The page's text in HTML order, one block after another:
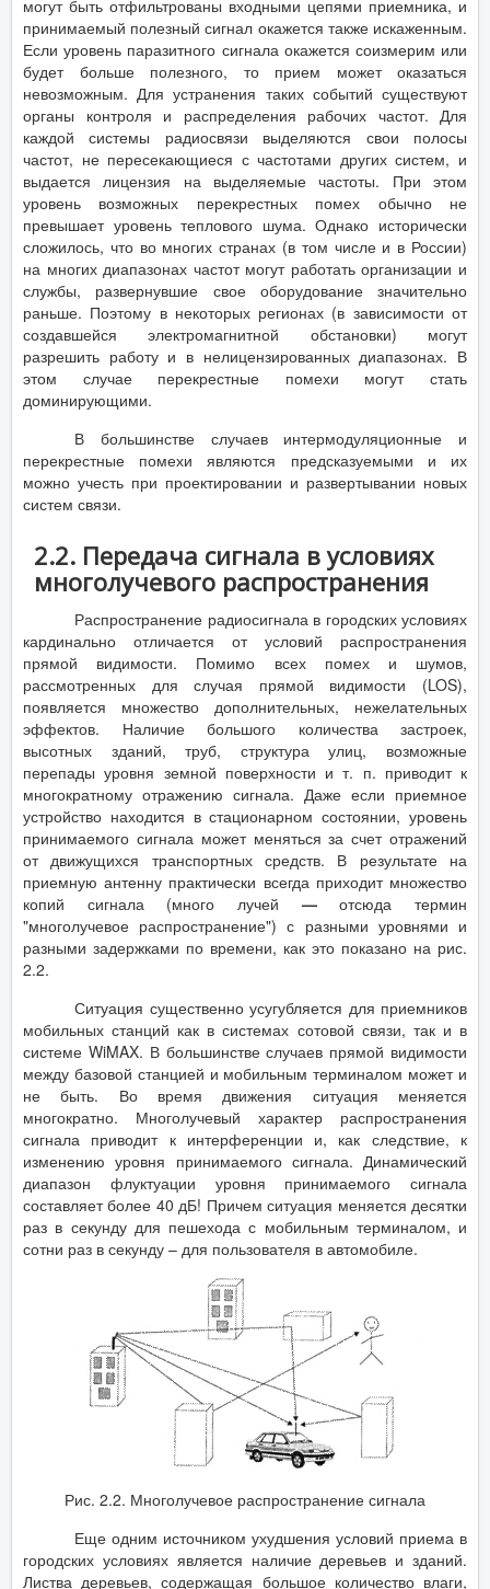
могут быть отфильтрованы входными цепями приемника, и
принимаемый полезный сигнал окажется также искаженным.
Если уровень паразитного сигнала окажется соизмерим или
будет больше полезного, то прием может оказаться
невозможным. Для устранения таких событий существуют
органы контроля и распределения рабочих частот. Для
каждой системы радиосвязи выделяются свои полосы
частот, не пересекающиеся с частотами других систем, и
выдается лицензия на выделяемые частоты. При этом
уровень возможных перекрестных помех обычно не
превышает уровень теплового шума. Однако исторически
сложилось, что во многих странах (в том числе и в России)
на многих диапазонах частот могут работать организации и
службы, развернувшие свое оборудование значительно
раньше. Поэтому в некоторых регионах (в зависимости от
создавшейся электромагнитной обстановки) могут
разрешить работу и в нелицензированных диапазонах. В
этом случае перекрестные помехи могут стать
доминирующими.
В большинстве случаев интермодуляционные и
перекрестные помехи являются предсказуемыми и их
можно учесть при проектировании и развертывании новых
систем связи.
2.2. Передача сигнала в условиях
многолучевого распространения
Распространение радиосигнала в городских условиях
кардинально отличается от условий распространения
прямой видимости. Помимо всех помех и шумов,
рассмотренных для случая прямой видимости (LOS),
появляется множество дополнительных, нежелательных
эффектов. Наличие большого количества застроек,
высотных зданий, труб, структура улиц, возможные
перепады уровня земной поверхности и т. п. приводит к
многократному отражению сигнала. Даже если приемное
устройство находится в стационарном состоянии, уровень
принимаемого сигнала может меняться за счет отражений
от движущихся транспортных средств. В результате на
приемную антенну практически всегда приходит множество
копий сигнала (много лучей —отсюда термин
"многолучевое распространение") с разными уровнями и
разными задержками по времени, как это показано на рис.
2.2.
Ситуация существенно усугубляется для приемников
мобильных станций как в системах сотовой связи, так и в
системе WiMAX. В большинстве случаев прямой видимости
между базовой станцией и мобильным терминалом может и
не быть. Во время движения ситуация меняется
многократно. Многолучевый характер распространения
сигнала приводит к интерференции и, как следствие, к
изменению уровня принимаемого сигнала. Динамический
диапазон флуктуации уровня принимаемого сигнала
составляет более 40 дБ! Причем ситуация меняется десятки
раз в секунду для пешехода с мобильным терминалом, и
сотни раз в секунду – для пользователя в автомобиле.
Рис. 2.2. Многолучевое распространение сигнала
Еще одним источником ухудшения условий приема в
городских условиях является наличие деревьев и зданий.
Листва деревьев, содержащая большое количество влаги,